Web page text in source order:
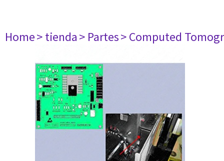
Home> tienda> Partes> Computed